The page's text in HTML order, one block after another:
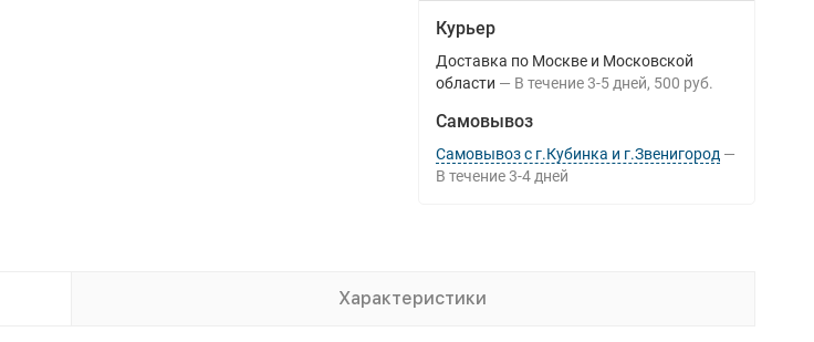
Курьер
Доставка по Москве и Московской
области
В течение 3-5 дней 500 руб.
Самовывоз
Самовывоз с г.Кубинка и г.Звенигород
В течение 3-4 дней
Характеристики